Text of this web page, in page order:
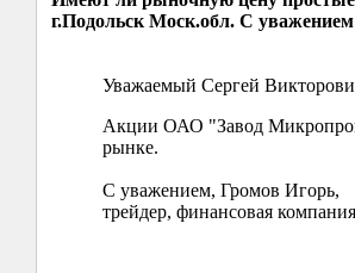
г.Подольск Моск.обл. С
Уважаемый Сергей
Акции ОАО "Завод
рынке.
С уважением, Громов Игорь,
трейдер, финансовая